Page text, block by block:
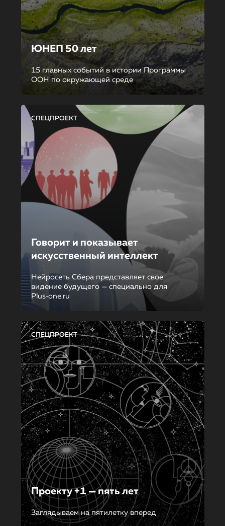
ЮНЕП 50 лет
15 главных событий в истории Программы
ООН по окружающей среде
СПЕЦПРОЕКТ
Говорит и показывает
искусственный интеллект
Нейросеть Сбера представляет свое
видение будущего — специально для
Plus‑one.ru
СПЕЦПРОЕКТ
Проекту +1 — пять лет
Заглядываем на пятилетку вперед